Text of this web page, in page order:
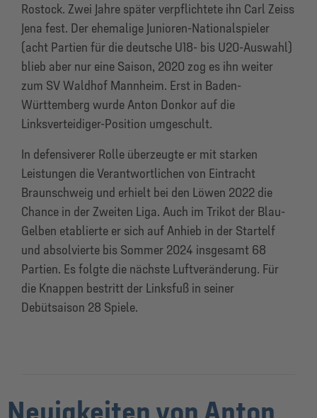
Rostock. Zwei Jahre später verpflichtete ihn Carl Zeiss
Jena fest. Der ehemalige Junioren-Nationalspieler
(acht Partien für die deutsche U18- bis U20-Auswahl)
blieb aber nur eine Saison, 2020 zog es ihn weiter
zum SV Waldhof Mannheim. Erst in Baden-
Württemberg wurde Anton Donkor auf die
Linksverteidiger-Position umgeschult.
In defensiverer Rolle überzeugte er mit starken
Leistungen die Verantwortlichen von Eintracht
Braunschweig und erhielt bei den Löwen 2022 die
Chance in der Zweiten Liga. Auch im Trikot der Blau-
Gelben etablierte er sich auf Anhieb in der Startelf
und absolvierte bis Sommer 2024 insgesamt 68
Partien. Es folgte die nächste Luftveränderung. Für
die Knappen bestritt der Linksfuß in seiner
Debütsaison 28 Spiele.